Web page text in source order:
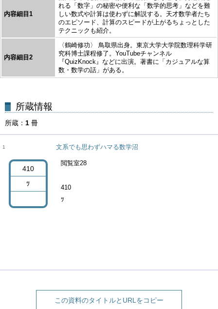
内容細目1
れる「数字」の秘密や便利な「数学的思考」などを難
しい数式や計算は使わずに解説する。天才数学者たち
のエピソード、計算のスピードが上がるちょっとした
テクニックも紹介。
内容細目2
〈鶴崎修功〉 鳥取県出身。東京大学大学院数理科学研
究科博士課程修了。YouTubeチャンネル
『QuizKnock』などに出演。著書に「カジュアルな算
数・数学の話」がある。
所蔵 1 冊
1
410
ﾂ
文系でも思わずハマる数学沼
閲覧室28
410
ﾂ
この資料のタイトルとURLをコピー